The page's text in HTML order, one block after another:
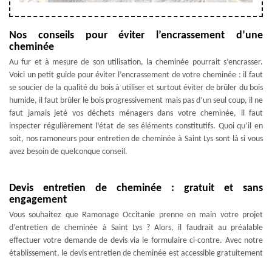
Nos conseils pour éviter l’encrassement d’une
cheminée
Au fur et à mesure de son utilisation, la cheminée pourrait s’encrasser.
Voici un petit guide pour éviter l’encrassement de votre cheminée : il faut
se soucier de la qualité du bois à utiliser et surtout éviter de brûler du bois
humide, il faut brûler le bois progressivement mais pas d’un seul coup, il ne
faut jamais jeté vos déchets ménagers dans votre cheminée, il faut
inspecter régulièrement l’état de ses éléments constitutifs. Quoi qu’il en
soit, nos ramoneurs pour entretien de cheminée à Saint Lys sont là si vous
avez besoin de quelconque conseil.
Devis entretien de cheminée : gratuit et sans
engagement
Vous souhaitez que Ramonage Occitanie prenne en main votre projet
d’entretien de cheminée à Saint Lys ? Alors, il faudrait au préalable
effectuer votre demande de devis via le formulaire ci-contre. Avec notre
établissement, le devis entretien de cheminée est accessible gratuitement